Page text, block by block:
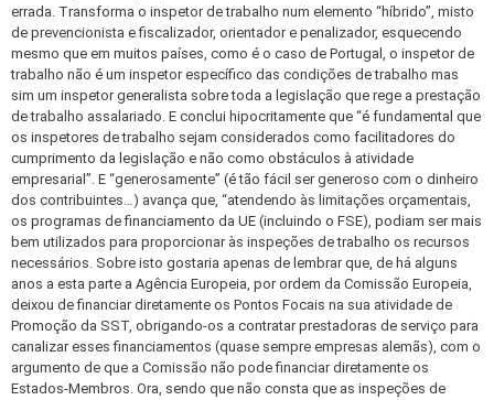
errada. Transforma o inspetor de trabalho num elemento “híbrido”, misto
de prevencionista e fiscalizador, orientador e penalizador, esquecendo
mesmo que em muitos países, como é o caso de Portugal, o inspetor de
trabalho não é um inspetor específico das condições de trabalho mas
sim um inspetor generalista sobre toda a legislação que rege a prestação
de trabalho assalariado. E conclui hipocritamente que “é fundamental que
os inspetores de trabalho sejam considerados como facilitadores do
cumprimento da legislação e não como obstáculos à atividade
empresarial”. E “generosamente” (é tão fácil ser generoso com o dinheiro
dos contribuintes…) avança que, “atendendo às limitações orçamentais,
os programas de financiamento da UE (incluindo o FSE), podiam ser mais
bem utilizados para proporcionar às inspeções de trabalho os recursos
necessários. Sobre isto gostaria apenas de lembrar que, de há alguns
anos a esta parte a Agência Europeia, por ordem da Comissão Europeia,
deixou de financiar diretamente os Pontos Focais na sua atividade de
Promoção da SST, obrigando-os a contratar prestadoras de serviço para
canalizar esses financiamentos (quase sempre empresas alemãs), com o
argumento de que a Comissão não pode financiar diretamente os
Estados-Membros. Ora, sendo que não consta que as inspeções de